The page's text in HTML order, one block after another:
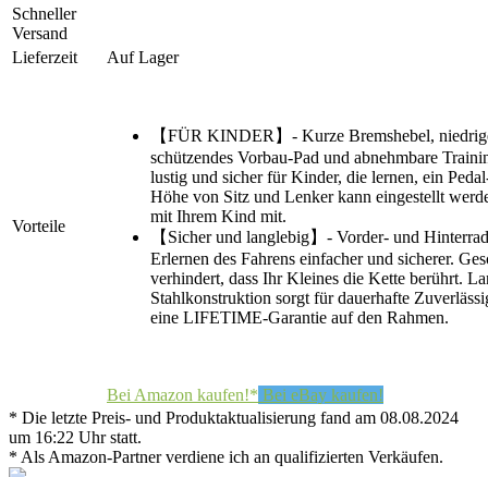
Schneller
Versand
Lieferzeit
Auf Lager
Vorteile
【FÜR KINDER】- Kurze Bremshebel,
schützendes Vorbau-Pad und abnehmbare
lustig und sicher für Kinder, die lernen, ein
Höhe von Sitz und Lenker kann eingestellt
mit Ihrem Kind mit.
【Sicher und langlebig】- Vorder- und
Erlernen des Fahrens einfacher und sicherer.
verhindert, dass Ihr Kleines die Kette berührt.
Stahlkonstruktion sorgt für dauerhafte
eine LIFETIME-Garantie auf den Rahmen.
Bei Amazon kaufen!* Bei eBay kaufen!
* Die letzte Preis- und Produktaktualisierung fand am 08.08.2024
um 16:22 Uhr statt.
* Als Amazon-Partner verdiene ich an qualifizierten Verkäufen.